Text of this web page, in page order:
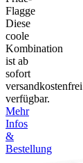
Flagge
Diese
coole
Kombination
ist ab
sofort
versandkostenfrei
verfügbar.
Mehr
Infos
&
Bestellung